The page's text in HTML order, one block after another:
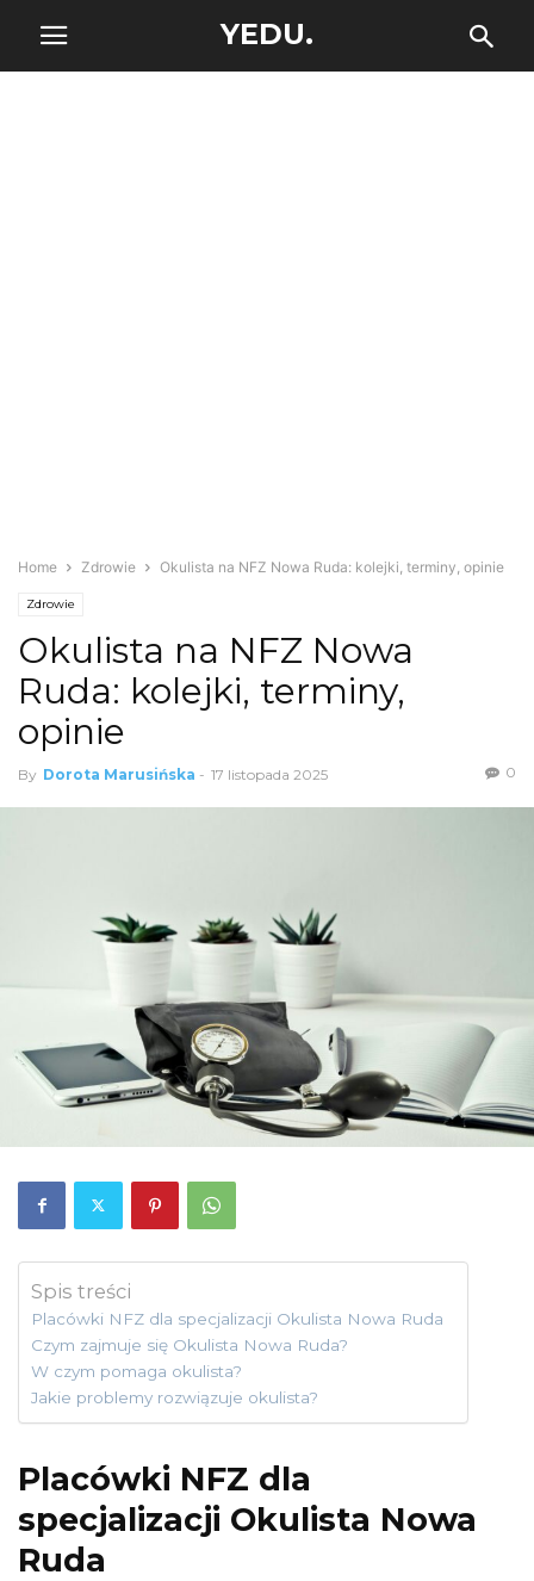
YEDU.
Home Zdrowie Okulista na NFZ Nowa Ruda: kolejki, terminy, opinie
Zdrowie
Okulista na NFZ Nowa
Ruda: kolejki, terminy,
opinie
By Dorota Marusińska - 17 listopada 2025 0
Spis treści
Placówki NFZ dla specjalizacji Okulista Nowa Ruda
Czym zajmuje się Okulista Nowa Ruda?
W czym pomaga okulista?
Jakie problemy rozwiązuje okulista?
Placówki NFZ dla
specjalizacji Okulista Nowa
Ruda